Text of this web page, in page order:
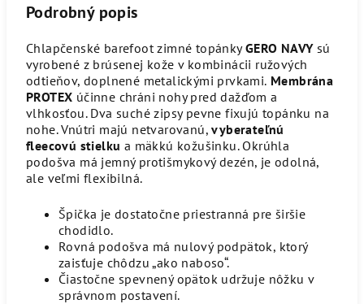
Podrobný popis
Chlapčenské barefoot zimné topánkyGERO NAVYsú
vyrobené z brúsenej kože v kombinácii ružových
odtieňov, doplnené metalickými prvkami. Membrána
PROTEX účinne chráni nohy pred dažďom a
vlhkosťou. Dva suché zipsy pevne fixujú topánku na
nohe. Vnútri majú netvarovanú,vyberateľnú
fleecovú stielku a mäkkú kožušinku. Okrúhla
podošva má jemný protišmykový dezén, je odolná,
ale veľmi flexibilná.
Špička je dostatočne priestranná pre širšie
chodidlo.
Rovná podošva má nulový podpätok, ktorý
zaisťuje chôdzu „ako naboso“.
Čiastočne spevnený opätok udržuje nôžku v
správnom postavení.